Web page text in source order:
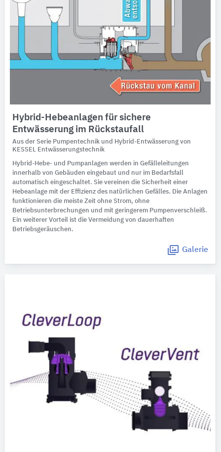
Hybrid-Hebeanlagen für sichere
Entwässerung im Rückstaufall
Aus der Serie Pumpentechnik und Hybrid-Entwässerung von
KESSEL Entwässerungstechnik
Hybrid-Hebe- und Pumpanlagen werden in Gefälleleitungen
innerhalb von Gebäuden eingebaut und nur im Bedarfsfall
automatisch eingeschaltet. Sie vereinen die Sicherheit einer
Hebeanlage mit der Effizienz des natürlichen Gefälles. Die Anlagen
funktionieren die meiste Zeit ohne Strom, ohne
Betriebsunterbrechungen und mit geringerem Pumpenverschleiß.
Ein weiterer Vorteil ist die Vermeidung von dauerhaften
Betriebsgeräuschen.
Galerie